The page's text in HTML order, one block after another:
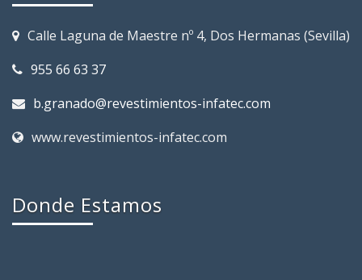
Calle Laguna de Maestre nº 4, Dos Hermanas (Sevilla)
955 66 63 37
b.granado@revestimientos-infatec.com
www.revestimientos-infatec.com
Donde Estamos